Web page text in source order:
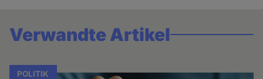
Verwandte Artikel
POLITIK